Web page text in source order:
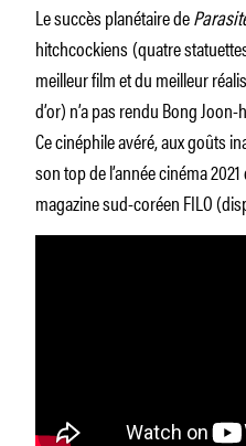
Le succès planétaire de
hitchcockiens(quatre
meilleur film et du meilleur
d’or) n’a pas rendu Bong
Ce cinéphile avéré, aux goûts
son top de l’année cinéma
magazine sud-coréen FILO